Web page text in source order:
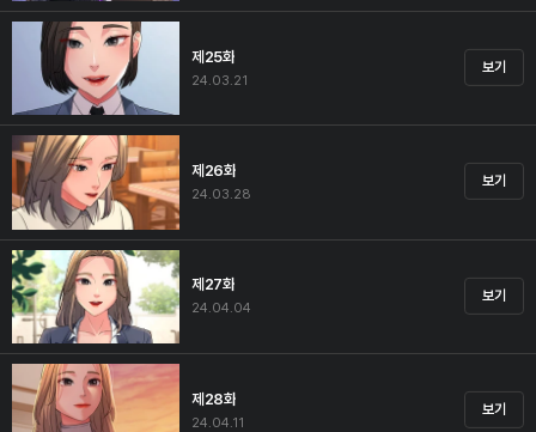
제25화
24.03.21
보기
제26화
24.03.28
보기
제27화
24.04.04
보기
제28화
24.04.11
보기